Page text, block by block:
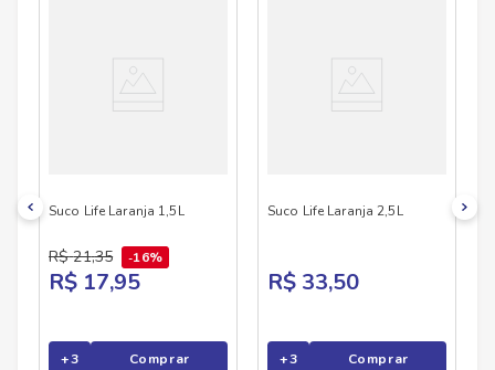
Suco Life Laranja 1,5L
R$ 21,35 16%
R$ 17,95
+3 Comprar
Suco Life Laranja 2,5L
R$ 33,50
+3 Comprar